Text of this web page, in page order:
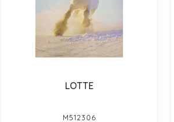
LOTTE
M512306